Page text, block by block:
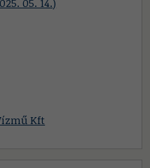
05. 14.)
Kft